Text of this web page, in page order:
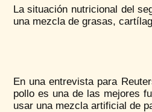
La situación nutricional del
una mezcla de grasas,
En una entrevista para
pollo es una de las mejores
usar una mezcla artificial de